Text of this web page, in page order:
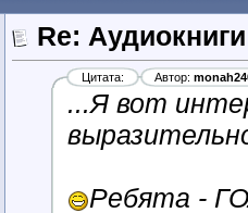
Re:
Цитата: Автор:
...Я вот
Ребята -